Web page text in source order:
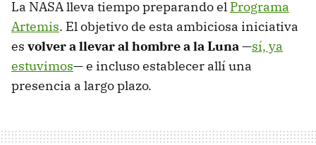
La NASA lleva tiempo preparando el Programa
Artemis. El objetivo de esta ambiciosa iniciativa
es volver a llevar al hombre a la Luna—sí, ya
estuvimos— e incluso establecer allí una
presencia a largo plazo.